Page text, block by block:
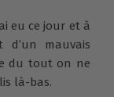
eu ce jour et à
d’un mauvais
du tout on ne
là-bas.